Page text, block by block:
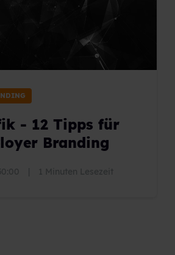
- 12 Tipps für
Branding